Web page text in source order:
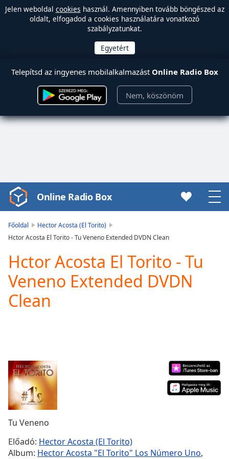
Jelen weboldal cookies használ. Amennyiben tovább böngészed az
oldalt, elfogadod a cookies használatára vonatkozó
szabályzatunkat.
Telepítsd az ingyenes mobilalkalmazást Online Radio Box
Nem, köszönöm
Video
Player
loading.
Video
Play
Skip
Backward
Skip
Forward
Duration-:-
Loaded:
0.00%
Stream
TypeLIVE
Seek to
live,
behind
liveLIVE
Online Radio Box
Főoldal
Hector Acosta (El Torito)
Hctor Acosta El Torito - Tu Veneno Extended DVDN Clean
Hctor Acosta El Torito - Tu
Veneno Extended DVDN
Clean
Tu Veneno
Előadó: Hector Acosta (El Torito)
Album: Hector Acosta "El Torito" Los Número Uno,